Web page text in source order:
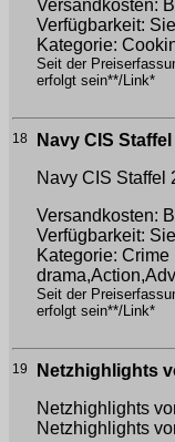
Versandkosten:
Verfügbarkeit:
Kategorie:
Seit der
erfolgt sein**/Link*
18
Navy CIS
Navy CIS Staffel
Versandkosten:
Verfügbarkeit:
Kategorie: Crime
Seit der
erfolgt sein**/Link*
19
Netzhighlights
Netzhighlights
Netzhighlights